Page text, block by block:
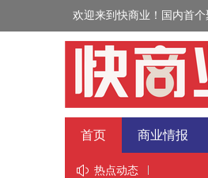
欢迎来到快商业！国内首
首页 商业情报
视野热点动态